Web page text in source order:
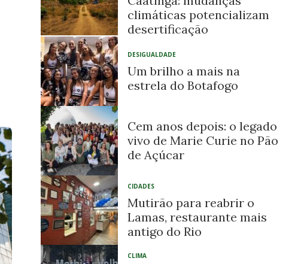
climáticas potencializam
desertificação
DESIGUALDADE
Um brilho a mais na
estrela do Botafogo
Cem anos depois: o legado
vivo de Marie Curie no Pão
de Açúcar
CIDADES
Mutirão para reabrir o
Lamas, restaurante mais
antigo do Rio
CLIMA